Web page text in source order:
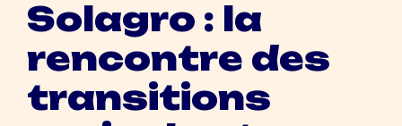
Solagro : la
rencontre des
transitions